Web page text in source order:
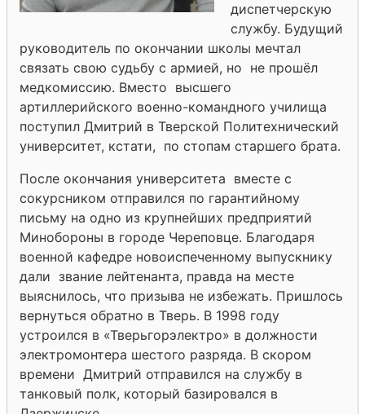
диспетчерскую
службу. Будущий
руководитель по окончании школы мечтал
связать свою судьбу с армией, но не прошёл
медкомиссию. Вместо высшего
артиллерийского военно-командного училища
поступил Дмитрий в Тверской Политехнический
университет, кстати, по стопам старшего брата.
После окончания университета вместе с
сокурсником отправился по гарантийному
письму на одно из крупнейших предприятий
Минобороны в городе Череповце. Благодаря
военной кафедре новоиспеченному выпускнику
дали звание лейтенанта, правда на месте
выяснилось, что призыва не избежать. Пришлось
вернуться обратно в Тверь. В 1998 году
устроился в «Тверьгорэлектро» в должности
электромонтера шестого разряда. В скором
времени Дмитрий отправился на службу в
танковый полк, который базировался в